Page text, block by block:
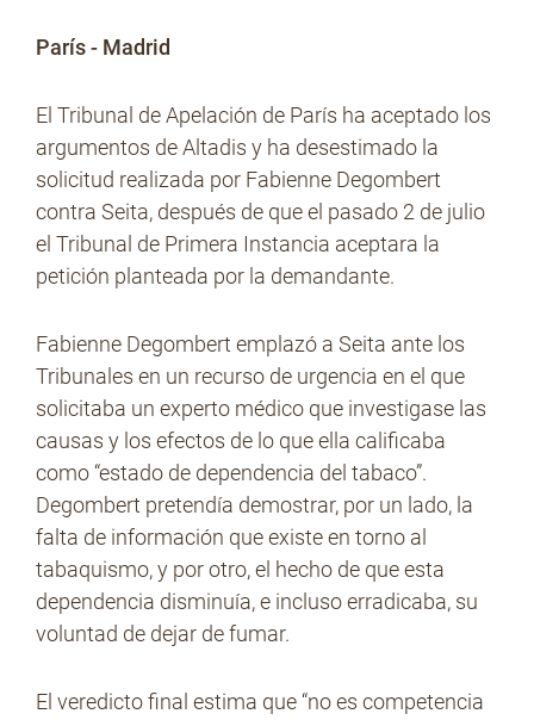
No Contrabando
Prensa
Contacto
París - Madrid
El Tribunal de Apelación de París ha aceptado los
argumentos de Altadis y ha desestimado la
solicitud realizada por Fabienne Degombert
contra Seita, después de que el pasado 2 de julio
el Tribunal de Primera Instancia aceptara la
petición planteada por la demandante.
Fabienne Degombert emplazó a Seita ante los
Tribunales en un recurso de urgencia en el que
solicitaba un experto médico que investigase las
causas y los efectos de lo que ella calificaba
como “estado de dependencia del tabaco”.
Degombert pretendía demostrar, por un lado, la
falta de información que existe en torno al
tabaquismo, y por otro, el hecho de que esta
dependencia disminuía, e incluso erradicaba, su
voluntad de dejar de fumar.
El veredicto final estima que “no es competencia